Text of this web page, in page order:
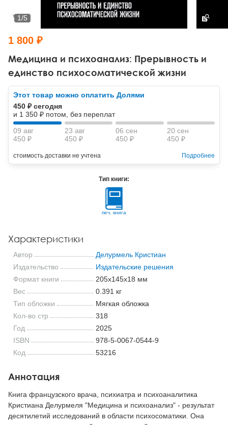
Тревожные расстройства, панические атаки
Другие направления психотерапии
Классический, эриксоновский гипноз и НЛП
НЛП
Психология труда и эргономика
Социальная психология
Социальная и организационная психология
Классический и юнгианский психоанализ
Медицина и психоанализ: Прерывность и
единство психосоматической жизни
1/5
1 800 ₽
Этот товар можно оплатить Долями
450 ₽ сегодня
и 1 350 ₽ потом, без переплат
09 авг
450 ₽
23 авг
450 ₽
06 сен
450 ₽
20 сен
450 ₽
стоимость доставки не учтена Подробнее
Тип книги:
печ. книга
Характеристики
Автор
Делурмель Кристиан
Издательство
Издательские решения
Формат книги
205x145x18 мм
Вес
0.391 кг
Тип обложки
Мягкая обложка
Кол-во стр
318
Год
2025
ISBN
978-5-0067-0544-9
Код
53216
Аннотация
Книга французского врача, психиатра и психоаналитика
Кристиана Делурмеля "Медицина и психоанализ" - результат
десятилетий исследований в области психосоматики. Она